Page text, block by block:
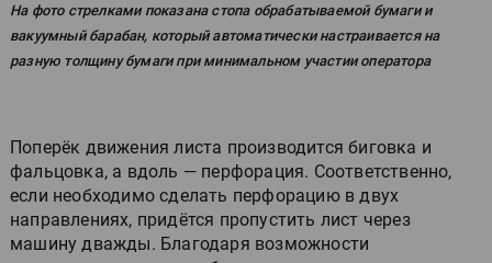
На фото стрелками показана стопа обрабатываемой бумаги и
вакуумный барабан, который автоматически настраивается на
разную толщину бумаги при минимальном участии оператора
Поперёк движения листа производится биговка и
фальцовка, а вдоль — перфорация. Соответственно,
если необходимо сделать перфорацию в двух
направлениях, придётся пропустить лист через
машину дважды. Благодаря возможности